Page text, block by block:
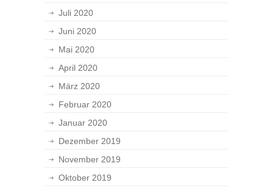
Juli 2020
Juni 2020
Mai 2020
April 2020
März 2020
Februar 2020
Januar 2020
Dezember 2019
November 2019
Oktober 2019